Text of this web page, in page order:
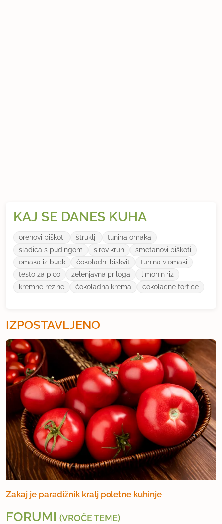
KAJ SE DANES KUHA
orehovi piškoti štruklji
tunina omaka
sladica s pudingom
sirov kruh
smetanovi piškoti
omaka iz buck
ćokoladni biskvit
tunina v omaki
testo za pico
zelenjavna priloga
limonin riz
kremne rezine
ćokoladna krema cokoladne tortice
IZPOSTAVLJENO
Zakaj je paradižnik kralj poletne kuhinje
FORUMI (VROČE TEME)